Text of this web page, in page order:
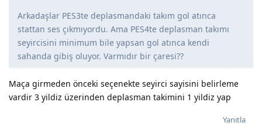
Arkadaşlar PES3te deplasmandaki takım gol atınca
stattan ses çıkmıyordu. Ama PES4te deplasman takımı
seyircisini minimum bile yapsan gol atınca kendi
sahanda gibiş oluyor. Varmıdır bir çaresi??
Maça girmeden önceki seçenekte seyirci sayisini belirleme
vardir 3 yildiz üzerinden deplasman takimini 1 yildiz yap
Yanıtla